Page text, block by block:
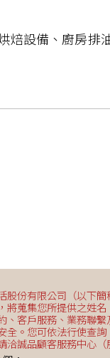
焙設備、廚房
股份有限公司（以下
將蒐集您所提供之姓
、客戶服務、業務聯
全。您可依法行使查
洽誠品顧客服務中心（